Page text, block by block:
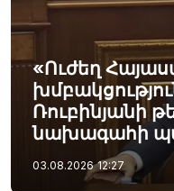
«Ուժեղ
Ռուբինյանի
նախագահի
03.08.2026 12:27